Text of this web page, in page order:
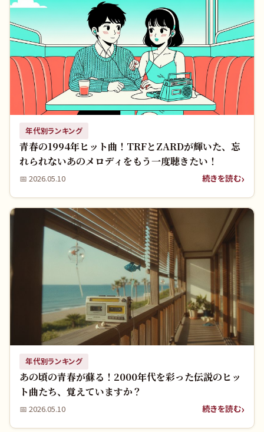
年代別ランキング
青春の1994年ヒット曲！TRFとZARDが輝いた、忘
れられないあのメロディをもう一度聴きたい！
📅 2026.05.10 続きを読む
年代別ランキング
あの頃の青春が蘇る！2000年代を彩った伝説のヒッ
ト曲たち、覚えていますか？
📅 2026.05.10 続きを読む